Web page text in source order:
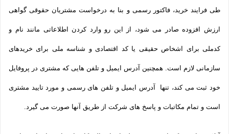
طی فرایند خرید، فاکتور رسمی و بنا به درخواست مشتریان حقوقی گواهی
ارزش افزوده صادر می شود، از این رو وارد کردن اطلاعاتی مانند نام و
کدملی برای اشخاص حقیقی یا کد اقتصادی و شناسه ملی برای خریدهای
سازمانی لازم است. همچنین آدرس ایمیل و تلفن هایی که مشتری در پروفایل
خود ثبت می­ کند، تنها آدرس ایمیل و تلفن­ های رسمی و مورد تایید مشتری
است و تمام مکاتبات و پاسخ های شرکت از طریق آنها صورت می گیرد.